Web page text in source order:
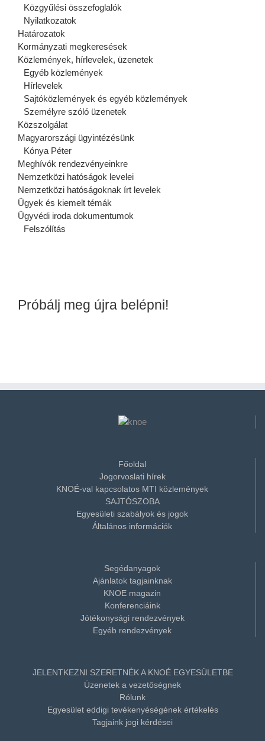
Próbálj meg újra belépni!
Közgyűlési összefoglalók
Nyilatkozatok
Határozatok
Kormányzati megkeresések
Közlemények, hírlevelek, üzenetek
Egyéb közlemények
Hírlevelek
Sajtóközlemények és egyéb közlemények
Személyre szóló üzenetek
Közszolgálat
Magyarországi ügyintézésünk
Kónya Péter
Meghívók rendezvényeinkre
Nemzetközi hatóságok levelei
Nemzetközi hatóságoknak írt levelek
Ügyek és kiemelt témák
Ügyvédi iroda dokumentumok
Felszólítás
Főoldal
Jogorvoslati hírek
KNOÉ-val kapcsolatos MTI közlemények
SAJTÓSZOBA
Egyesületi szabályok és jogok
Általános információk
Segédanyagok
Ajánlatok tagjainknak
KNOE magazin
Konferenciáink
Jótékonysági rendezvények
Egyéb rendezvények
JELENTKEZNI SZERETNÉK A KNOÉ EGYESÜLETBE
Üzenetek a vezetőségnek
Rólunk
Egyesület eddigi tevékenyéségének értékelés
Tagjaink jogi kérdései